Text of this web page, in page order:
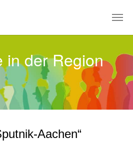
in der Region
Aachen“